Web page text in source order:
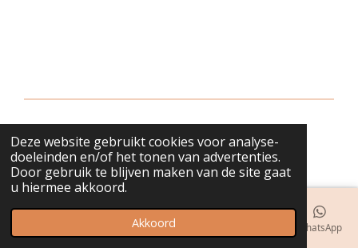
Deze website gebruikt cookies voor analyse-
doeleinden en/of het tonen van advertenties.
Door gebruik te blijven maken van de site gaat
u hiermee akkoord.
Akkoord
© 2018 - 2026 bijuwels
Telefoonnummer WhatsApp